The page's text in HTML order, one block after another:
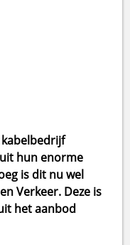
hun enorme
is dit nu wel
Verkeer. Deze is
het aanbod